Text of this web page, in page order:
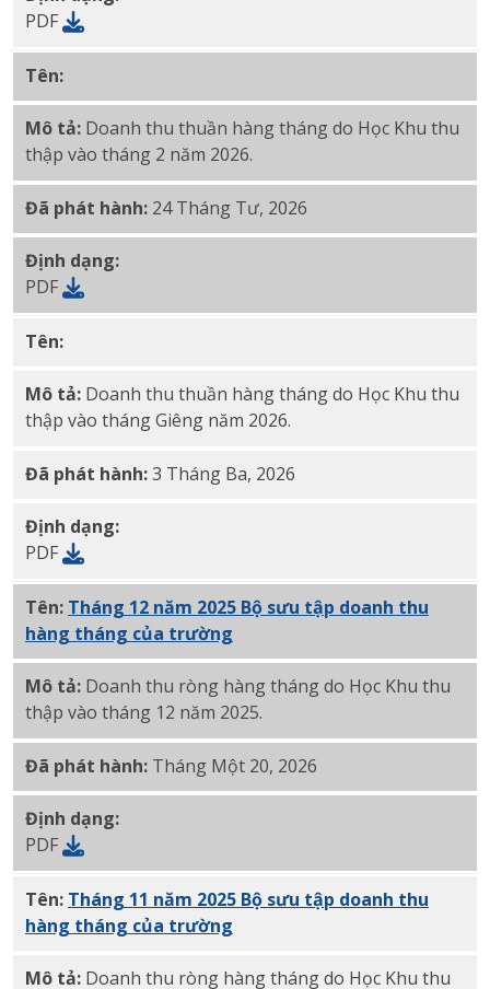
PDF
Tên:Tháng 2 năm 2026 Thu thập doanh thu hàng
Mô tả: Doanh thu thuần hàng tháng do Học Khu thu
thập vào tháng 2 năm 2026.
Đã phát hành: 24 Tháng Tư, 2026
Định dạng:
PDF
Tên:Tháng 1 năm 2026 Thu doanh thu hàng tháng
Mô tả: Doanh thu thuần hàng tháng do Học Khu thu
thập vào tháng Giêng năm 2026.
Đã phát hành:3 Tháng Ba, 2026
Định dạng:
PDF
Tên: Tháng 12 năm 2025 Bộ sưu tập doanh thu
hàng tháng của trường
Mô tả: Doanh thu ròng hàng tháng do Học Khu thu
thập vào tháng 12 năm 2025.
Đã phát hành: Tháng Một 20, 2026
Định dạng:
PDF
Tên: Tháng 11 năm 2025 Bộ sưu tập doanh thu
hàng tháng của trường
Mô tả: Doanh thu ròng hàng tháng do Học Khu thu